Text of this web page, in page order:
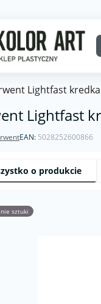
Lightfast kredka
Lightfast
EAN: 5028252600866
o produkcie
sztuki